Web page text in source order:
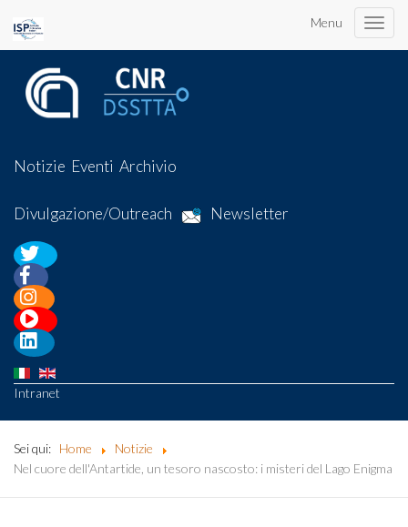
Menu
Toggle
Notizie Eventi Archivio
Divulgazione/Outreach Newsletter
Intranet
Sei qui: Home
Notizie
Nel cuore dell'Antartide, un tesoro nascosto: i misteri del Lago Enigma